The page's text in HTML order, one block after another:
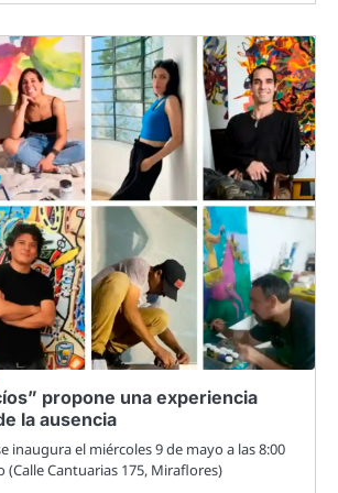
propone una experiencia
la ausencia
inaugura el miércoles 9 de mayo a las 8:00
(Calle Cantuarias 175, Miraflores)